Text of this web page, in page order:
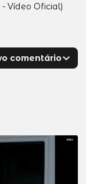
Vídeo Oficial)
comentário